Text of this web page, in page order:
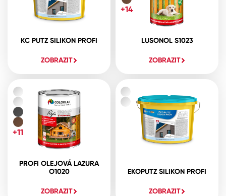
KC PUTZ SILIKON PROFI
ZOBRAZIT
LUSONOL S1023
ZOBRAZIT
+14
PROFI OLEJOVÁ LAZURA
O1020
ZOBRAZIT
+11
EKOPUTZ SILIKON PROFI
ZOBRAZIT